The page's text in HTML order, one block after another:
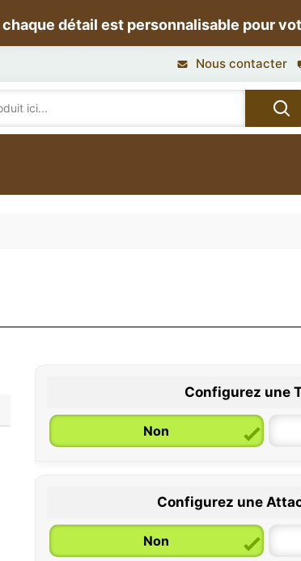
chaque détail est personnalisable pour
Nous contacter
Configurez une
Non
0 / 6 mois
Configurez une
Non